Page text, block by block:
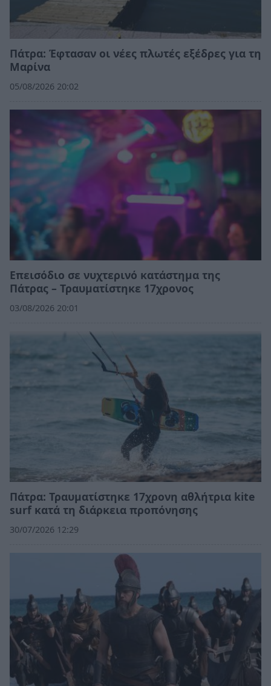
Πάτρα: Έφτασαν οι νέες πλωτές εξέδρες για τη
Μαρίνα
05/08/2026 20:02
Επεισόδιο σε νυχτερινό κατάστημα της
Πάτρας – Τραυματίστηκε 17χρονος
03/08/2026 20:01
Πάτρα: Τραυματίστηκε 17χρονη αθλήτρια kite
surf κατά τη διάρκεια προπόνησης
30/07/2026 12:29